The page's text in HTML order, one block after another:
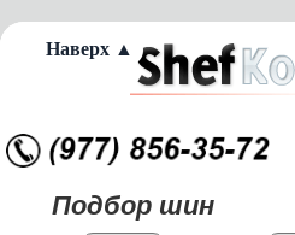
Подбор шин
Наверх ▲